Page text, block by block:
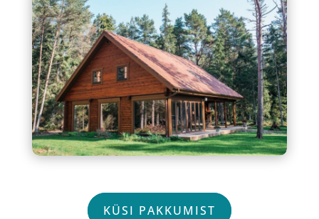
KÜSI PAKKUMIST